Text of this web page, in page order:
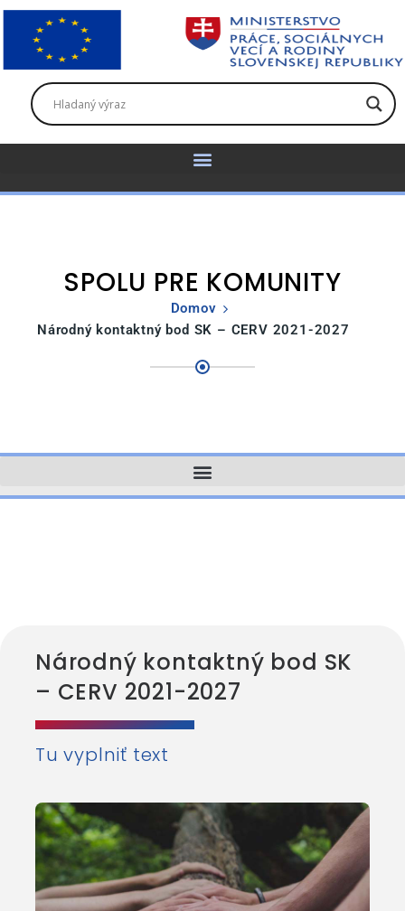
SPOLU PRE KOMUNITY
Domov
Národný kontaktný bod SK – CERV 2021-2027
Národný kontaktný bod SK
– CERV 2021-2027
Tu vyplniť text